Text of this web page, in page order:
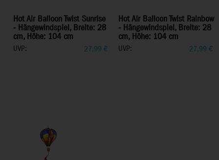
Hot Air Balloon Twist Sunrise
- Hängewindspiel, Breite: 28
cm, Höhe: 104 cm
UVP: 27,99 €
Hot Air Balloon Twist Rainbow
- Hängewindspiel, Breite: 28
cm, Höhe: 104 cm
UVP: 27,99 €